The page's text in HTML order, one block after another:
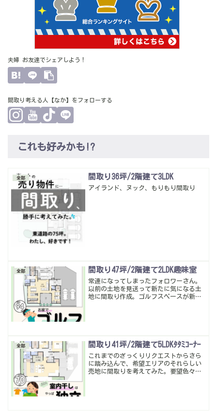
夫婦 お友達でシェアしよう！
間取り考える人【なか】をフォローする
これも好みかも!?
全部 間取り36坪/2階建て3LDK
アイランド、ヌック、もりもり間取り
全部 間取り47坪/2階建て2LDK趣味室
常連になってしまったフォロワーさん。
以前の土地を見送って新たに気になる土
地に間取り作成。ゴルフスペースが新た
かな。暮らしやすい動線・多収納は当た
全部 間取り41坪/2階建て5LDKﾀﾀﾐｺｰﾅｰ
これまでのざっくりリクエストからさら
に踏み込んで、希望エリアのそれらしい
売地に間取りを考えてみた。要望色々聞